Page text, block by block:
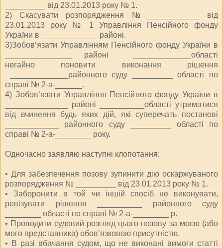
_________ від 23.01.2013 року № 1.
2) Скасувати розпорядження №____________ від
23.01.2013 року № 1 Управління Пенсійного фонду
України в _____________районі.
3)Зобов’язати Управлінням Пенсійного фонду України в
_______________ районі _____________області
негайно поновити виконання рішення
_____________районного суду _________ області по
справі № 2-а-______.
4) Зобов’язати Управління Пенсійного фонду України в
______________ районі __________області утриматися
від вчинення будь яких дій, які суперечать постанові
____________ районного суду _________ області по
справі № 2-а-________ року.
Одночасно заявляю наступні клопотання:
• Для забезпечення позову зупинити дію оскаржуваного
розпорядження № _________ від 23.01.2013 року № 1.
•
Заборонити в той чи іншій спосіб не виконувати,
ревізувати рішення __________ районного суду
________ області по справі № 2-а-________ р.
• Проводити судовий розгляд цього позову за моєю (або
мого представника) обов’язковою присутністю.
• В разі вбачання судом, що не виконані вимоги статті